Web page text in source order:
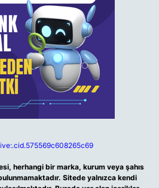
herhangi bir marka, kurum veya şahıs
Sitede yalnızca kendi